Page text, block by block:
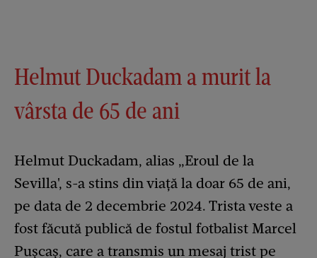
Helmut Duckadam a murit la
vârsta de 65 de ani
Helmut Duckadam, alias „Eroul de la
Sevilla', s-a stins din viață la doar 65 de ani,
pe data de 2 decembrie 2024. Trista veste a
fost făcută publică de fostul fotbalist Marcel
Pușcaș, care a transmis un mesaj trist pe